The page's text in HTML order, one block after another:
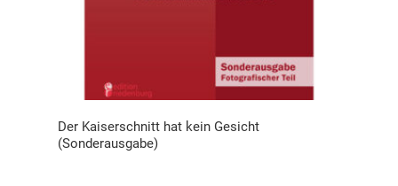
Der Kaiserschnitt hat kein Gesicht
(Sonderausgabe)